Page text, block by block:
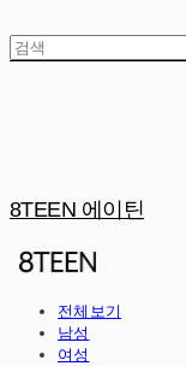
8TEEN 에이틴
전체보기
남성
여성